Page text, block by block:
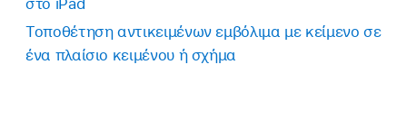
στο iPad
Τοποθέτηση αντικειμένων εμβόλιμα με κείμενο σε
ένα πλαίσιο κειμένου ή σχήμα